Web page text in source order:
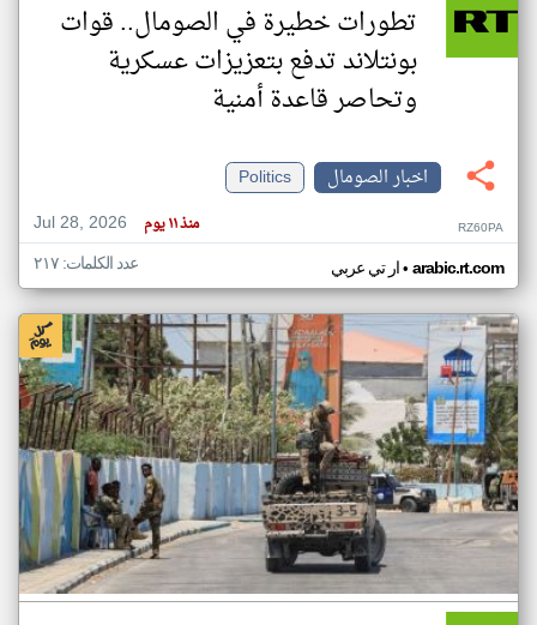
تطورات خطيرة في الصومال.. قوات
بونتلاند تدفع بتعزيزات عسكرية
وتحاصر قاعدة أمنية
اخبار الصومال
Politics
Jul 28, 2026
منذ ١١ يوم RZ60PA
ار تي عربي• arabic.rt.com عدد الكلمات: ٢١٧